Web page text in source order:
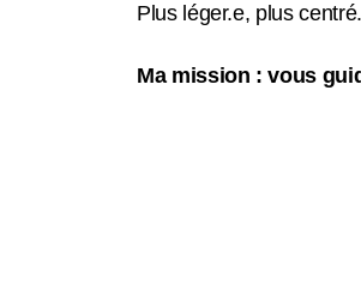
Plus léger.e, plus
Ma mission : vous